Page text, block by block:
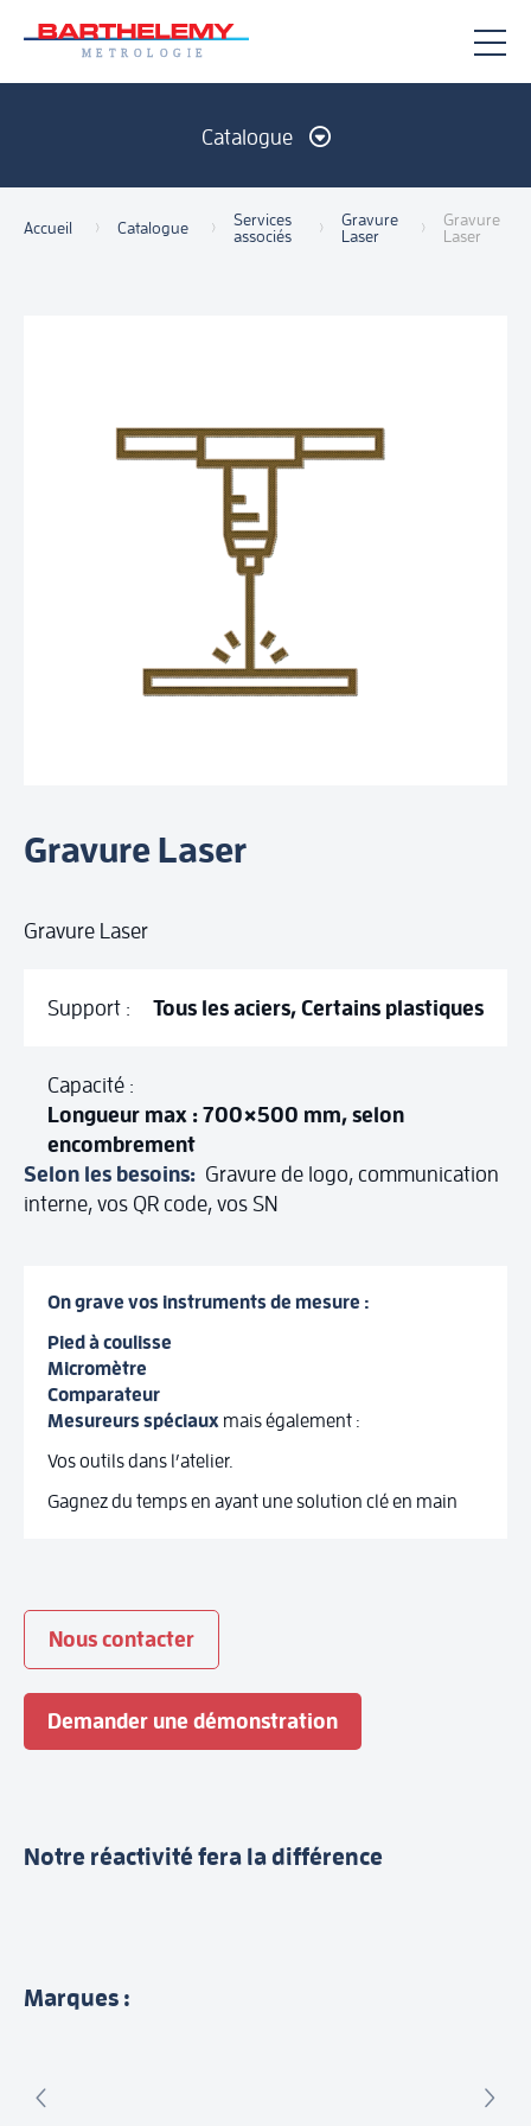
Catalogue
Mesure manuelle Sans contact
Accueil Catalogue
Services
associés
Gravure
Laser
Gravure
Laser
Gravure Laser
Gravure Laser
Support : Tous les aciers, Certains plastiques
Capacité :
Longueur max : 700×500 mm, selon
encombrement
Selon les besoins: Gravure de logo, communication
interne, vos QR code, vos SN
On grave vos instruments de mesure :
Pied à coulisse
Micromètre
Comparateur
Mesureurs spéciaux mais également :
Vos outils dans l’atelier.
Gagnez du temps en ayant une solution clé en main
Nous contacter
Demander une démonstration
Notre réactivité fera la différence
Marques :
À propos de nous
Notre histoire
Nous contacter